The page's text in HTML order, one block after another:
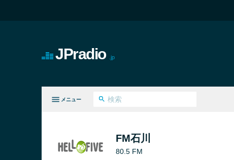
JPradio .jp
メニュー
FM石川
80.5 FM